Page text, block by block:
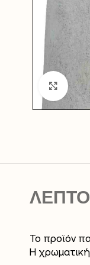
Click
Το προϊόν
Η